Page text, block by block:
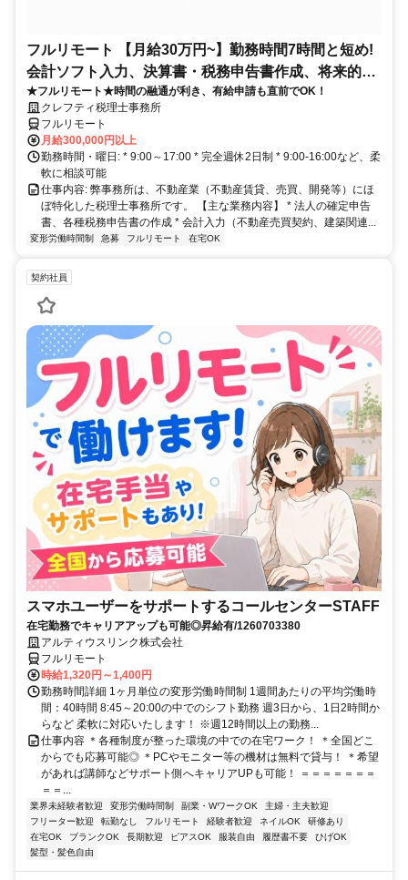
フルリモート 【月給30万円~】勤務時間7時間と短め!
会計ソフト入力、決算書・税務申告書作成、将来的に
決算説明も
★フルリモート★時間の融通が利き、有給申請も直前でOK！
クレフティ税理士事務所
フルリモート
月給300,000円以上
勤務時間・曜日: * 9:00～17:00 * 完全週休2日制 * 9:00-16:00など、柔
軟に相談可能
仕事内容: 弊事務所は、不動産業（不動産賃貸、売買、開発等）にほ
ぼ特化した税理士事務所です。 【主な業務内容】 * 法人の確定申告
書、各種税務申告書の作成 * 会計入力（不動産売買契約、建築関連...
変形労働時間制 急募 フルリモート 在宅OK
契約社員
スマホユーザーをサポートするコールセンターSTAFF
在宅勤務でキャリアアップも可能◎昇給有/1260703380
アルティウスリンク株式会社
フルリモート
時給1,320円～1,400円
勤務時間詳細 1ヶ月単位の変形労働時間制 1週間あたりの平均労働時
間：40時間 8:45～20:00の中でのシフト勤務 週3日から、1日2時間か
らなど 柔軟に対応いたします！ ※週12時間以上の勤務...
仕事内容 ＊各種制度が整った環境の中での在宅ワーク！ ＊全国どこ
からでも応募可能◎ ＊PCやモニター等の機材は無料で貸与！ ＊希望
があれば講師などサポート側へキャリアUPも可能！ ＝＝＝＝＝＝＝
＝＝...
業界未経験者歓迎 変形労働時間制 副業・WワークOK
主婦・主夫歓迎
フリーター歓迎
転勤なし フルリモート 経験者歓迎 ネイルOK
研修あり
在宅OK
ブランクOK 長期歓迎 ピアスOK 服装自由 履歴書不要
ひげOK
髪型・髪色自由